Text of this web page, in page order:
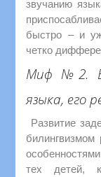
звучанию
быстро – и
четко
Миф №2.
языка, его
Развитие
тех детей,